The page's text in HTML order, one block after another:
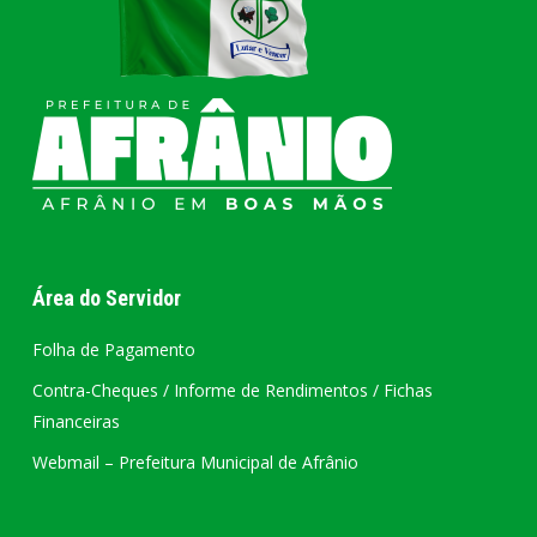
Área do Servidor
Folha de Pagamento
Contra-Cheques / Informe de Rendimentos / Fichas
Financeiras
Webmail – Prefeitura Municipal de Afrânio